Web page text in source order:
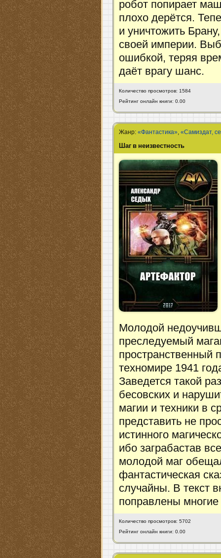
робот попирает
плохо дерётся.
и уничтожить
своей империи.
ошибкой, теряя
даёт врагу шанс.
Количество просмотров: 1584
Рейтинг онлайн книги: 0.00
Жанр:«Фантастика»,«Самиздат,
Шаг в неизвестность
Молодой
преследуемый
пространственный
техномире 1941
Заведется такой
бесовских и
магии и техники в
представить не
истинного
ибо заграбастав
молодой маг
фантастическая
случайны. В текст
поправлены
Количество просмотров: 5702
Рейтинг онлайн книги: 0.00